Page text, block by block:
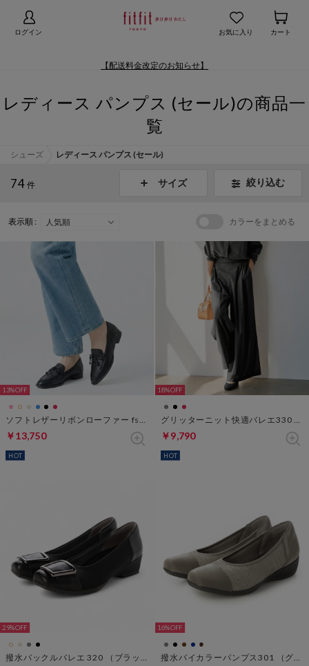
ログイン お気に入り カート
【配送料金改定のお知らせ】
レディース パンプス (セール)の商品一
覧
シューズ レディース パンプス (セール)
74 件 サイズ 絞り込む
表示順 : カラーをまとめる
13%
ソフトレザーリボンローファー fs270 （ブラック）
￥13,750
HOT
18%
グリッターニット快適バレエ330 （ブラック）
￥9,790
HOT
29% 16%